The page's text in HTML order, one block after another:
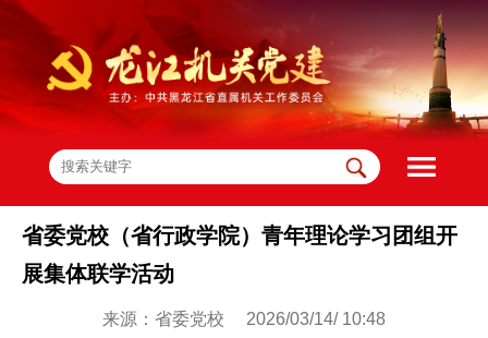
省委党校（省行政学院）青年理论学习团组开
展集体联学活动
来源：省委党校 2026/03/14/ 10:48